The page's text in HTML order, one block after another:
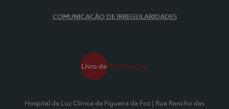
COMUNICAÇÃO DE IRREGULARIDADES
Hospital da Luz Clínica da Figueira da Foz
| Rua Rancho das